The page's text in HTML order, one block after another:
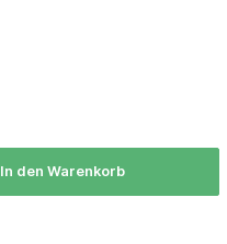
In den Warenkorb